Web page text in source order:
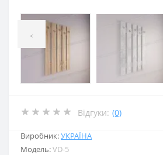
<
Відгуки: (0)
Виробник:УКРАЇНА
Модель:VD-5